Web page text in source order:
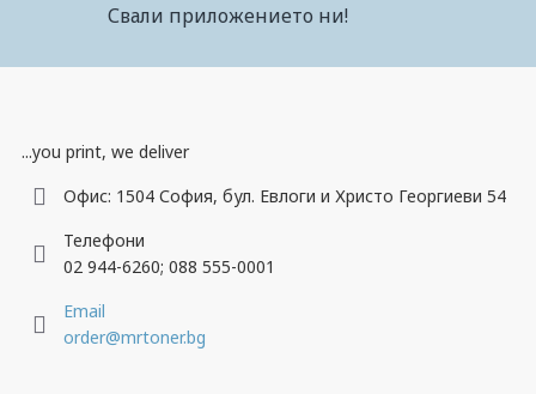
Свали приложението ни!
...you print, we deliver
Офис: 1504 София, бул. Евлоги и Христо Георгиеви 54
Телефони
02 944-6260; 088 555-0001
Email
order@mrtoner.bg